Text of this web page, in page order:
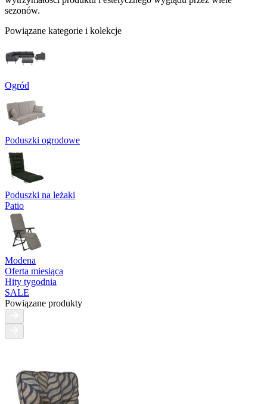
sezonów.
Powiązane kategorie i kolekcje
Ogród
Poduszki ogrodowe
Poduszki na leżaki
Patio
Modena
Oferta miesiąca
Hity tygodnia
SALE
Powiązane produkty